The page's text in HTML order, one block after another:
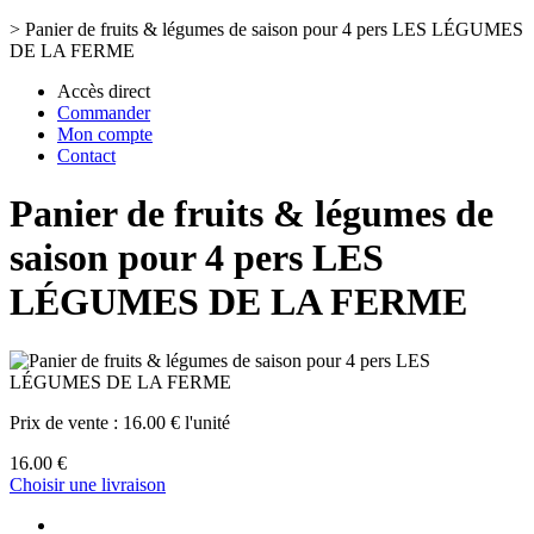
> Panier de fruits & légumes de saison pour 4 pers LES LÉGUMES
DE LA FERME
Accès direct
Commander
Mon compte
Contact
Panier de fruits & légumes de
saison pour 4 pers LES
LÉGUMES DE LA FERME
Prix de vente : 16.00 € l'unité
16.00 €
Choisir une livraison